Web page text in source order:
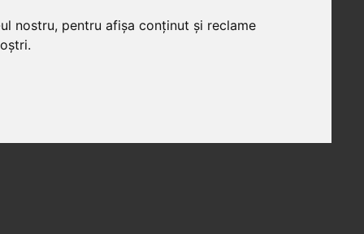
nostru, pentru afișa conținut și reclame